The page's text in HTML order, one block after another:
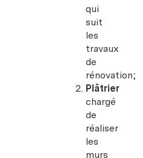
qui
suit
les
travaux
de
rénovation;
Plâtrier
chargé
de
réaliser
les
murs